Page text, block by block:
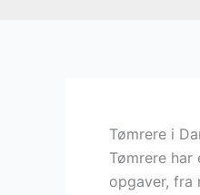
Tømrere i
Tømrere
opgaver, fra